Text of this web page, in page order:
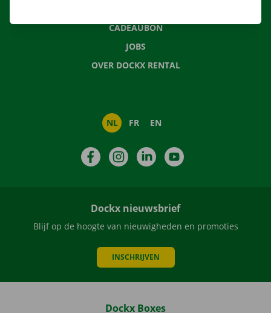
CADEAUBON
JOBS
OVER DOCKX RENTAL
NL FR EN
FacebookInstagramLinkedIn
Dockx nieuwsbrief
Blijf op de hoogte van nieuwigheden en promoties
INSCHRIJVEN
Dockx Boxes